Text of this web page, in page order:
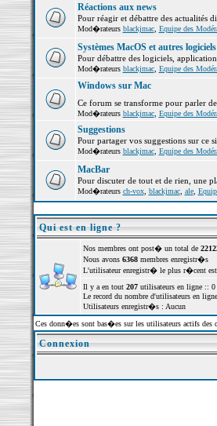
Réactions aux news
Pour réagir et débattre des actualités
Mod�rateurs blackjmac, Equipe des
Systèmes MacOS et autres
Pour débattre des logiciels,
Mod�rateurs blackjmac, Equipe des
Windows sur Mac
Ce forum se transforme pour parler
Mod�rateurs blackjmac, Equipe des
Suggestions
Pour partager vos suggestions sur ce
Mod�rateurs blackjmac, Equipe des
MacBar
Pour discuter de tout et de rien, une
Mod�rateurs ch-vox, blackjmac, ale,
Qui est en ligne ?
Nos membres ont post� un total de
Nous avons 6368membres enregistr�s
L'utilisateur enregistr� le plus r�cent est
Il y a en tout 207utilisateurs en ligne ::
Le record du nombre d'utilisateurs en
Utilisateurs enregistr�s : Aucun
Ces donn�es sont bas�es sur les utilisateurs actifs des
Connexion